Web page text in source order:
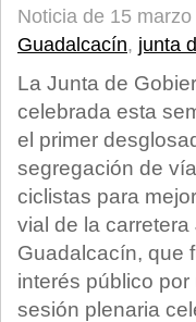
Noticia de 15 marzo
Guadalcacín, junta
La Junta de
celebrada esta
el primer
segregación de
ciclistas para
vial de la carretera
Guadalcacín, que
interés público
sesión plenaria